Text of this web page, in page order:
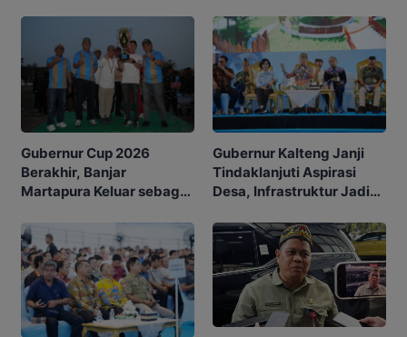
Gubernur Cup 2026
Berakhir, Banjar
Martapura Keluar sebagai
Gubernur Kalteng Janji
Tindaklanjuti Aspirasi
Desa, Infrastruktur Jadi